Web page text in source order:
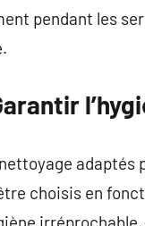
pendant les
choisis en